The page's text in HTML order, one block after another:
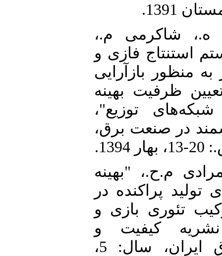
ه.، شاکرمی م.،
استنتاج فازی و
منظور بازآرایی
ظرفیت بهینه
توزیع"،
در صنعت برق،
م.ح.، "بهینه
پراکنده در
تئوری بازی و
نشریه کیفیت و
بهره¬وری صنعت برق ایران، سال: 5،